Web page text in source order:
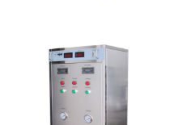
PureTec （浦睿）EDI模